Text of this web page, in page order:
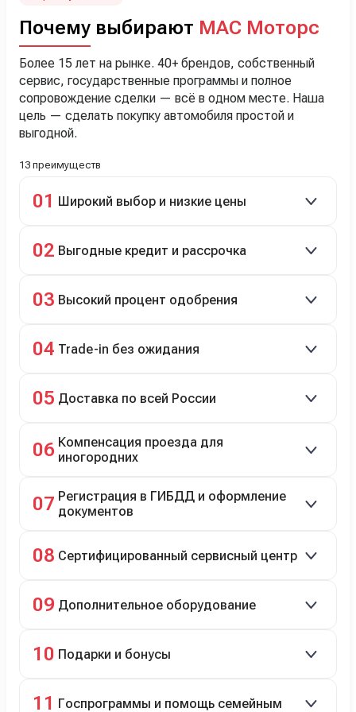
Почему выбирают МАС Моторс
Более 15 лет на рынке. 40+ брендов, собственный
сервис, государственные программы и полное
сопровождение сделки — всё в одном месте. Наша
цель — сделать покупку автомобиля простой и
выгодной.
13 преимуществ
01 Широкий выбор и низкие цены
подержанные авто.
02 Выгодные кредит и рассрочка
рассрочка 0% на 2 года при первом взносе 35–50%.
03 Высокий процент одобрения
04 Trade-in без ожидания
05 Доставка по всей России
06 Компенсация проезда для
иногородних
07 Регистрация в ГИБДД и оформление
документов
08 Сертифицированный сервисный центр
технический ремонт.
09 Дополнительное оборудование
10 Подарки и бонусы
программе лояльности.
11 Госпрограммы и помощь семейным